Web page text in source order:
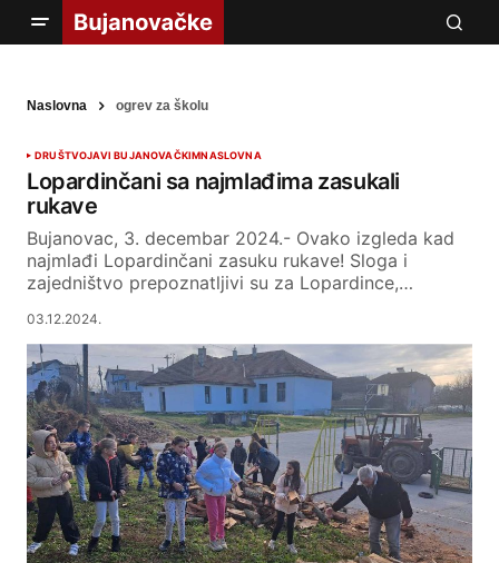
Naslovna ogrev za školu
DRUŠTVOJAVI BUJANOVAČKIMNASLOVNA
Lopardinčani sa najmlađima zasukali
rukave
Bujanovac, 3. decembar 2024.- Ovako izgleda kad
najmlađi Lopardinčani zasuku rukave! Sloga i
zajedništvo prepoznatljivi su za Lopardince,…
03.12.2024.